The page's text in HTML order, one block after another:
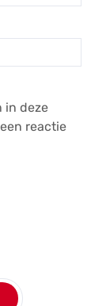
in deze
reactie